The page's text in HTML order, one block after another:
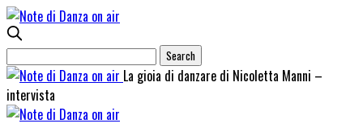
La gioia di danzare di Nicoletta Manni –
intervista